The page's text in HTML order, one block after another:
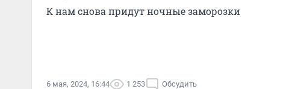
К нам снова придут ночные заморозки
6 мая, 2024, 16:44 1 253 Обсудить